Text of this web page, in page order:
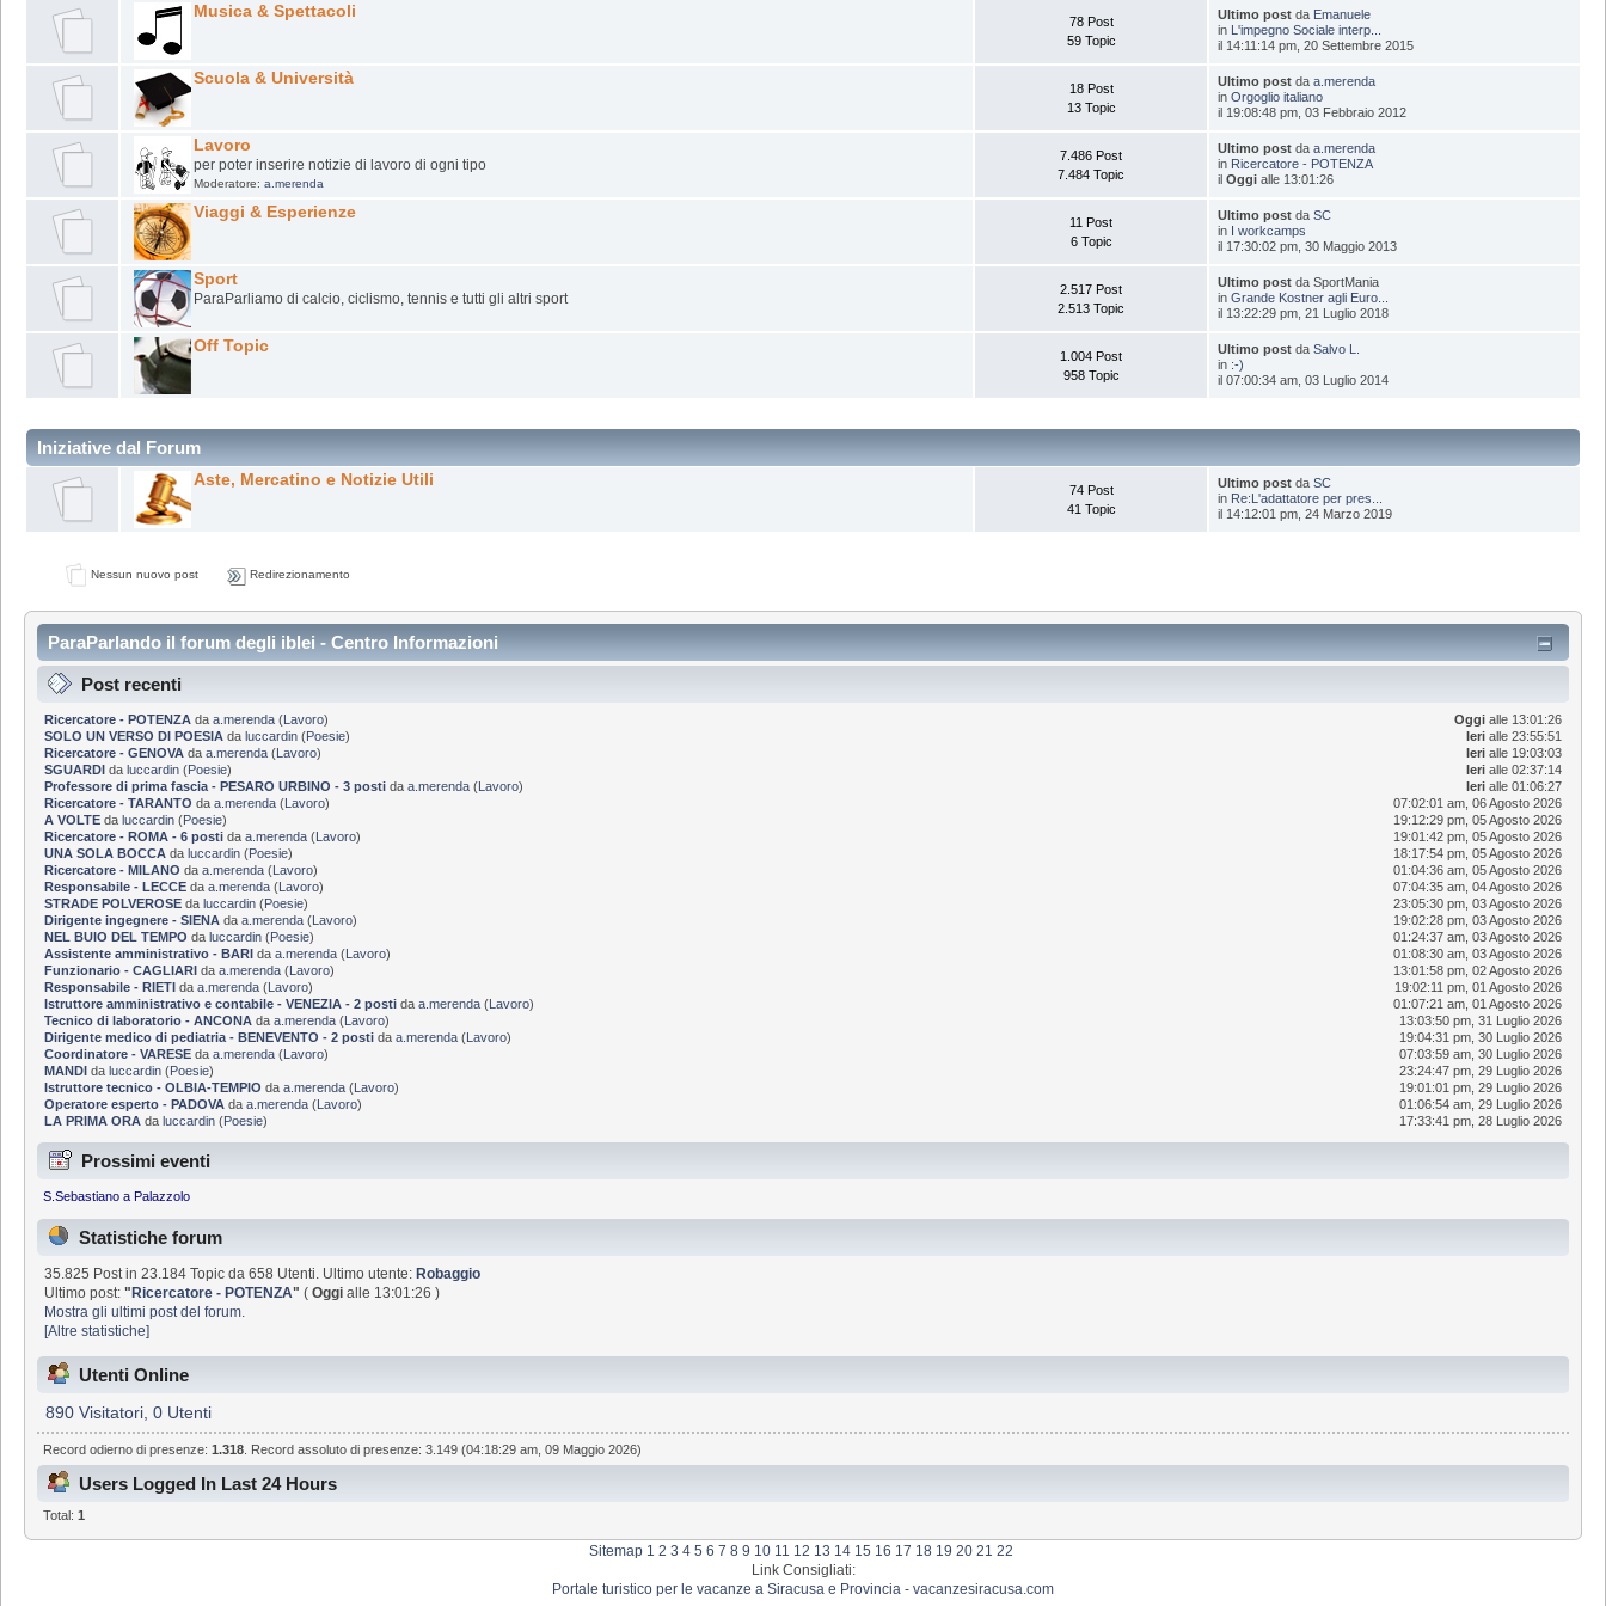
Musica & Spettacoli
78 Post
59 Topic
Ultimo post da Emanuele
in L'impegno Sociale interp...
il 14:11:14 pm, 20 Settembre 2015
Scuola & Università
18 Post
13 Topic
Ultimo post daa.merenda
inOrgoglio italiano
il 19:08:48 pm, 03 Febbraio 2012
Lavoro
per poter inserire notizie di lavoro di ogni tipo
Moderatore: a.merenda
7.486 Post
7.484 Topic
Ultimo post daa.merenda
in Ricercatore - POTENZA
ilOggi alle 13:01:26
Viaggi & Esperienze
11 Post
6 Topic
Ultimo post daSC
in I workcamps
il 17:30:02 pm, 30 Maggio 2013
Sport
ParaParliamo di calcio, ciclismo, tennis e tutti gli altri sport
2.517 Post
2.513 Topic
Ultimo post da SportMania
inGrande Kostner agli Euro...
il 13:22:29 pm, 21 Luglio 2018
Off Topic
1.004 Post
958 Topic
Ultimo post daSalvo L.
in :-)
il 07:00:34 am, 03 Luglio 2014
Iniziative dal Forum
Aste, Mercatino e Notizie Utili
74 Post
41 Topic
Ultimo post daSC
in Re:L'adattatore per pres...
il 14:12:01 pm, 24 Marzo 2019
Nessun nuovo post Redirezionamento
ParaParlando il forum degli iblei - Centro Informazioni
Post recenti
Ricercatore - POTENZAda a.merenda(Lavoro) Oggi alle 13:01:26
SOLO UN VERSO DI POESIAda luccardin(Poesie) Ieri alle 23:55:51
Ricercatore - GENOVAda a.merenda(Lavoro) Ieri alle 19:03:03
SGUARDIda luccardin(Poesie) Ieri alle 02:37:14
Professore di prima fascia - PESARO URBINO - 3 postida a.merenda(Lavoro) Ieri alle 01:06:27
Ricercatore - TARANTO da a.merenda(Lavoro)
07:02:01 am, 06 Agosto 2026
A VOLTEda luccardin(Poesie)
19:12:29 pm, 05 Agosto 2026
Ricercatore - ROMA - 6 postida a.merenda(Lavoro)
19:01:42 pm, 05 Agosto 2026
UNA SOLA BOCCAda luccardin(Poesie)
18:17:54 pm, 05 Agosto 2026
Ricercatore - MILANO da a.merenda(Lavoro)
01:04:36 am, 05 Agosto 2026
Responsabile - LECCEda a.merenda(Lavoro)
07:04:35 am, 04 Agosto 2026
STRADE POLVEROSEda luccardin(Poesie)
23:05:30 pm, 03 Agosto 2026
Dirigente ingegnere - SIENAda a.merenda(Lavoro)
19:02:28 pm, 03 Agosto 2026
NEL BUIO DEL TEMPO da luccardin(Poesie)
01:24:37 am, 03 Agosto 2026
Assistente amministrativo - BARIda a.merenda(Lavoro)
01:08:30 am, 03 Agosto 2026
Funzionario - CAGLIARIda a.merenda(Lavoro)
13:01:58 pm, 02 Agosto 2026
Responsabile - RIETIda a.merenda(Lavoro)
19:02:11 pm, 01 Agosto 2026
Istruttore amministrativo e contabile - VENEZIA - 2 postida a.merenda(Lavoro)
01:07:21 am, 01 Agosto 2026
Tecnico di laboratorio - ANCONAda a.merenda(Lavoro)
13:03:50 pm, 31 Luglio 2026
Dirigente medico di pediatria - BENEVENTO - 2 postida a.merenda(Lavoro)
19:04:31 pm, 30 Luglio 2026
Coordinatore - VARESEda a.merenda(Lavoro)
07:03:59 am, 30 Luglio 2026
MANDIda luccardin(Poesie)
23:24:47 pm, 29 Luglio 2026
Istruttore tecnico - OLBIA-TEMPIO da a.merenda(Lavoro)
19:01:01 pm, 29 Luglio 2026
Operatore esperto - PADOVAda a.merenda(Lavoro)
01:06:54 am, 29 Luglio 2026
LA PRIMA ORAda luccardin(Poesie) 17:33:41 pm, 28 Luglio 2026
Prossimi eventi
S.Sebastiano a Palazzolo
Statistiche forum
35.825 Post in 23.184 Topic da 658 Utenti. Ultimo utente: Robaggio
Ultimo post:" Ricercatore - POTENZA" (Oggi alle 13:01:26 )
Mostra gli ultimi post del forum.
[Altre statistiche]
Utenti Online
890 Visitatori, 0 Utenti
Record odierno di presenze:1.318 . Record assoluto di presenze: 3.149 (04:18:29 am, 09 Maggio 2026)
Users Logged In Last 24 Hours
Total:1
Sitemap 1 2 3 4 5 6 7 8 9 10 11 12 13 14 15 16 17 18 19 20 21 22
Link Consigliati:
Portale turistico per le vacanze a Siracusa e Provincia - vacanzesiracusa.com